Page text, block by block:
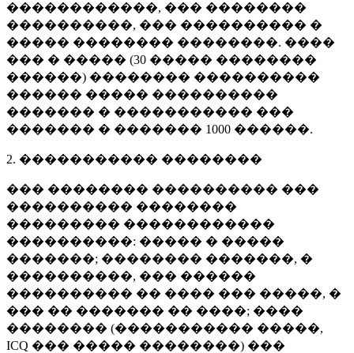
������������, ��� ��������
����������, ��� ���������� �
����� �������� ��������. ����
��� � ����� (30 ����� ��������
������) �������� ����������
������ ����� ����������
������� � ����������� ���
������� � ������� 1000 ������.
2. ����������� ��������
��� �������� ���������� ���
���������� ��������
��������� ������������
����������: ����� � �����
�������; �������� �������, �
����������, ��� ������
���������� �� ���� ��� �����, �
��� �� ������� �� ����; ����
�������� (����������� �����,
ICQ ��� ����� ��������) ���